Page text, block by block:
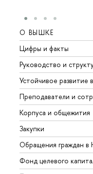
О ВЫШКЕ
Цифры и факты
Руководство и
Устойчивое
Преподаватели и
Корпуса и общежития
Закупки
Обращения граждан
Фонд целевого